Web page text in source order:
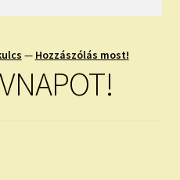
— Hozzászólás most!